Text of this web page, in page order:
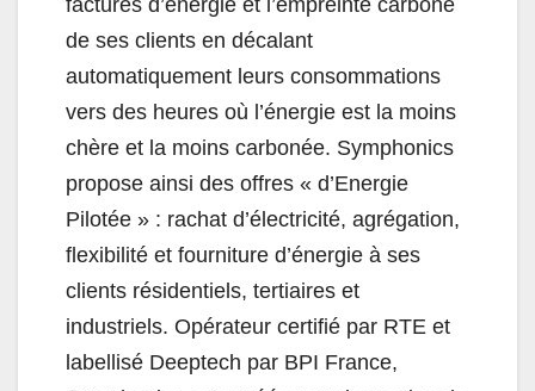
factures d’énergie et l’empreinte carbone
de ses clients en décalant
automatiquement leurs consommations
vers des heures où l’énergie est la moins
chère et la moins carbonée. Symphonics
propose ainsi des offres « d’Energie
Pilotée » : rachat d’électricité, agrégation,
flexibilité et fourniture d’énergie à ses
clients résidentiels, tertiaires et
industriels. Opérateur certifié par RTE et
labellisé Deeptech par BPI France,